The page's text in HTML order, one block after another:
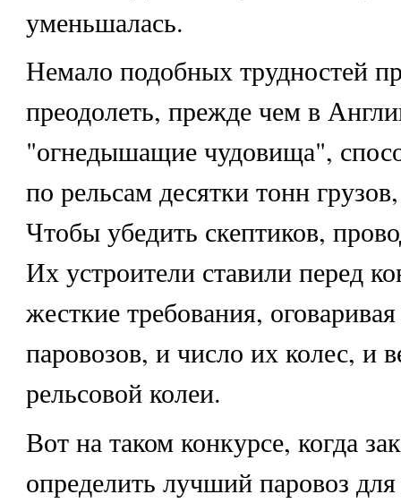
уменьшалась.
Немало подобных трудностей
преодолеть, прежде чем в
"огнедышащие чудовища",
по рельсам десятки тонн
Чтобы убедить скептиков,
Их устроители ставили перед
жесткие требования,
паровозов, и число их колес, и
рельсовой колеи.
Вот на таком конкурсе, когда
определить лучший паровоз